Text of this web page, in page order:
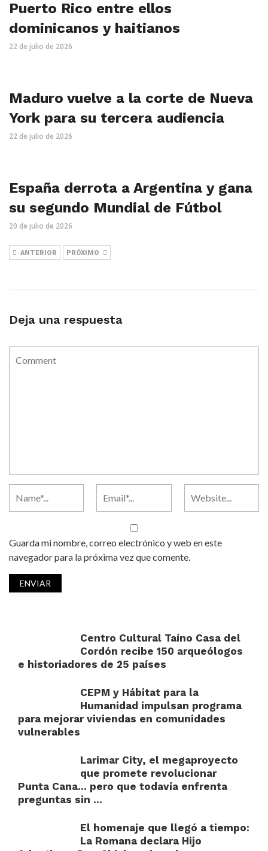
Puerto Rico entre ellos
dominicanos y haitianos
22 de julio de 2026
Maduro vuelve a la corte de Nueva
York para su tercera audiencia
22 de julio de 2026
España derrota a Argentina y gana
su segundo Mundial de Fútbol
20 de julio de 2026
ANTERIOR PRÓXIMO
Deja una respuesta
Guarda mi nombre, correo electrónico y web en este
navegador para la próxima vez que comente.
Centro Cultural Taíno Casa del
Cordón recibe 150 arqueólogos
e historiadores de 25 países
CEPM y Hábitat para la
Humanidad impulsan programa
para mejorar viviendas en comunidades
vulnerables
Larimar City, el megaproyecto
que promete revolucionar
Punta Cana… pero que todavía enfrenta
preguntas sin ...
El homenaje que llegó a tiempo:
La Romana declara Hijo